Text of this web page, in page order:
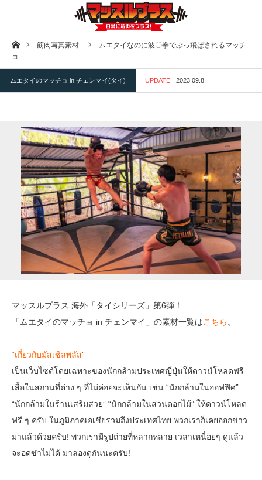
ホーム筋肉写真素材
ムエタイなのに波〇拳でぶっ飛ばされるマッチ
ョ
ムエタイのマッチョ in チェンマイ(タイ) UPDATE 2023.09.8
マッスルプラス 海外「タイシリーズ」第6弾！
「ムエタイのマッチョ in チェンマイ」の素材一覧はこちら 。
“เกี่ยวกับมัสเซิลพลัส”
เป็นเว็บไซต์โดยเฉพาะของนักกล้ามประเทศญี่ปุ่นให้ดาวน์โหลดฟรี
เสื้อในสถานที่ต่าง ๆ ที่ไม่ค่อยจะเห็นกัน เช่น “นักกล้ามในออฟฟิศ”
“นักกล้ามในร้านเสริมสวย” “นักกล้ามในสวนดอกไม้” ให้ดาวน์โหลด
ฟรี ๆ ครับ ในภูมิภาคเอเชียรวมถึงประเทศไทย พวกเราก็เคยออกข่าว
มาแล้วด้วยครับ! พวกเรามีรูปถ่ายที่หลากหลาย เวลาเหนื่อยๆ ดูแล้ว
จะอดขำไม่ได้ มาลองดูกันนะครับ!